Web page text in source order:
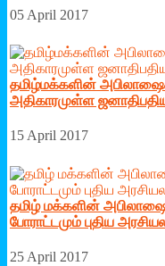
05 April 2017
தமிழ்மக்களின்
அதிகாரமுள்ள
15 April 2017
தமிழ் மக்களின்
போராட்டமும் புதிய
25 April 2017